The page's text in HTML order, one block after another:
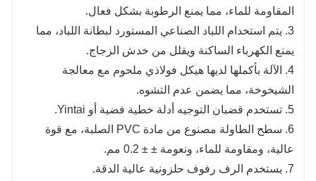
المقاومة للماء، مما يمنع الرطوبة بشكل فعال.
3. يتم استخدام اللباد الصناعي المستورد لبطانة اللباد، مما
يمنع الكهرباء الساكنة ويقلل من خدش الزجاج.
4. الآلة بأكملها لديها هيكل فولاذي ملحوم مع معالجة
الشيخوخة، مما يضمن عدم التشوه.
5. تستخدم قضبان التوجيه أدلة خطية فضية أو Yintai.
6. سطح الطاولة مصنوع من مادة PVC الصلبة، مع قوة
عالية، ومقاومة للماء، ونعومة ± ± 0.2 مم.
7. يستخدم الرف رفوف حلزونية عالية الدقة.